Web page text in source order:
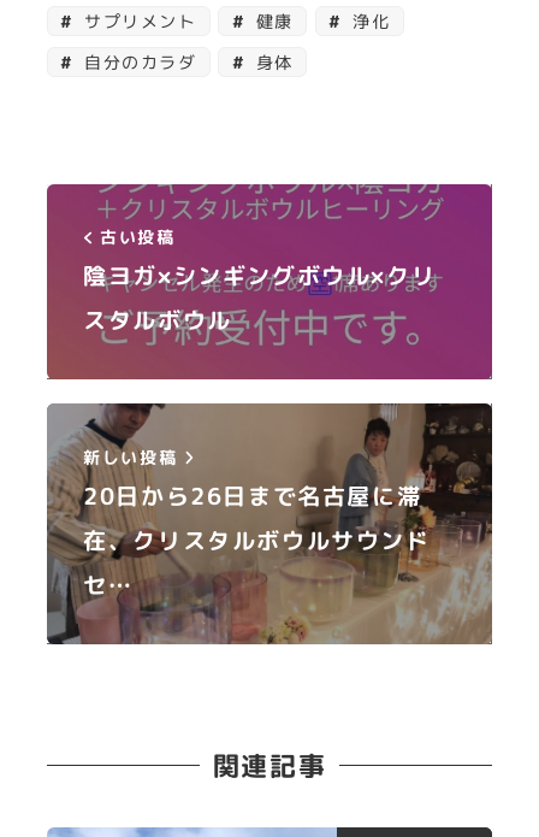
サプリメント 健康
浄化
自分のカラダ
身体
古い投稿
陰ヨガ×シンギングボウル×クリ
スタルボウル
新しい投稿
20日から26日まで名古屋に滞
在、クリスタルボウルサウンド
セ…
関連記事